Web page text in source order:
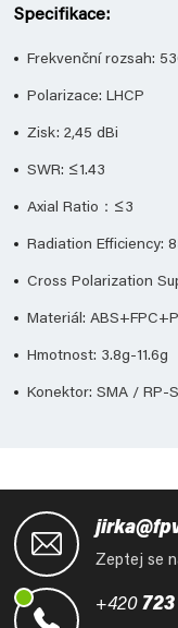
Specifikace:
Frekvenční rozsah:
Polarizace: LHCP
Zisk: 2,45 dBi
SWR: ≤1.43
Axial Ratio：≤3
Radiation Efficiency:
Cross Polarization
Materiál:
Hmotnost: 3.8g-11.6g
Konektor: SMA / RP-
Zeptej se
+420